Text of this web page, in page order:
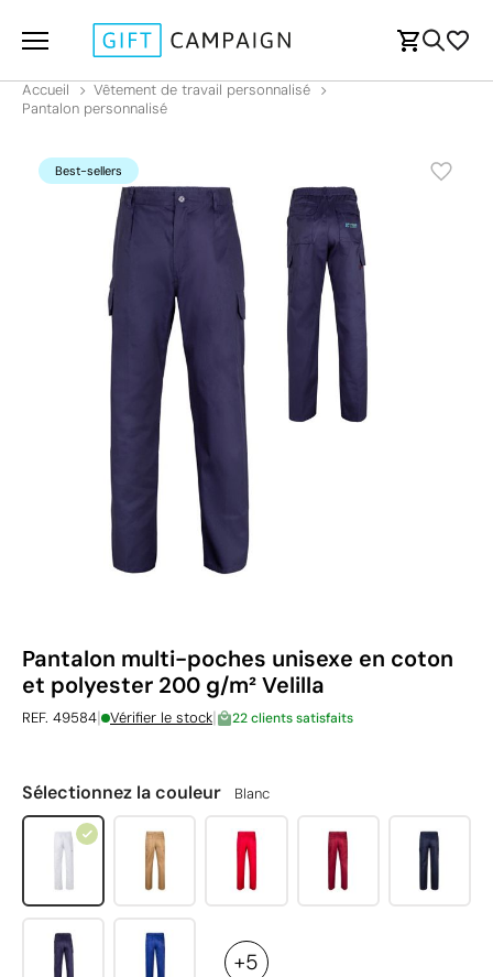
Accueil
Vêtement de travail personnalisé
Pantalon personnalisé
Best-sellers
Pantalon multi-poches unisexe en coton
et polyester 200 g/m² Velilla
REF. 49584| Vérifier le stock| 22 clients satisfaits
Sélectionnez la couleur Blanc
+5